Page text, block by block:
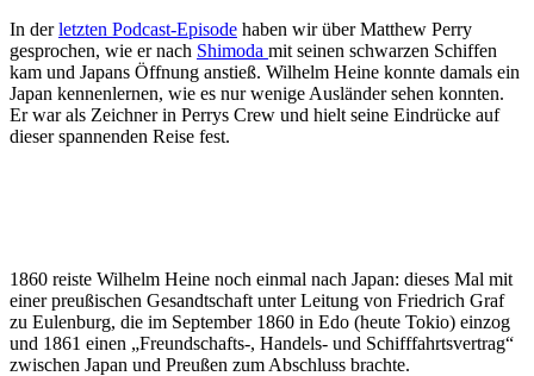
In derletzten Podcast-Episode haben wir über Matthew Perry
gesprochen, wie er nach Shimoda mit seinen schwarzen Schiffen
kam und Japans Öffnung anstieß. Wilhelm Heine konnte damals ein
Japan kennenlernen, wie es nur wenige Ausländer sehen konnten.
Er war als Zeichner in Perrys Crew und hielt seine Eindrücke auf
dieser spannenden Reise fest.
1860 reiste Wilhelm Heine noch einmal nach Japan: dieses Mal mit
einer preußischen Gesandtschaft unter Leitung von Friedrich Graf
zu Eulenburg, die im September 1860 in Edo (heute Tokio) einzog
und 1861 einen „Freundschafts-, Handels- und Schifffahrtsvertrag“
zwischen Japan und Preußen zum Abschluss brachte.